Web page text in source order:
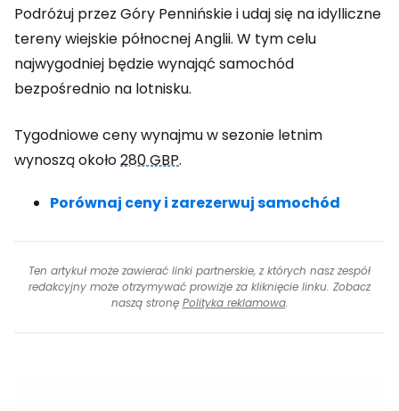
Podróżuj przez Góry Pennińskie i udaj się na idylliczne
tereny wiejskie północnej Anglii. W tym celu
najwygodniej będzie wynająć samochód
bezpośrednio na lotnisku.
Tygodniowe ceny wynajmu w sezonie letnim
wynoszą około280 GBP.
Porównaj ceny i zarezerwuj samochód
Ten artykuł może zawierać linki partnerskie, z których nasz zespół
redakcyjny może otrzymywać prowizje za kliknięcie linku. Zobacz
naszą stronę Polityka reklamowa.